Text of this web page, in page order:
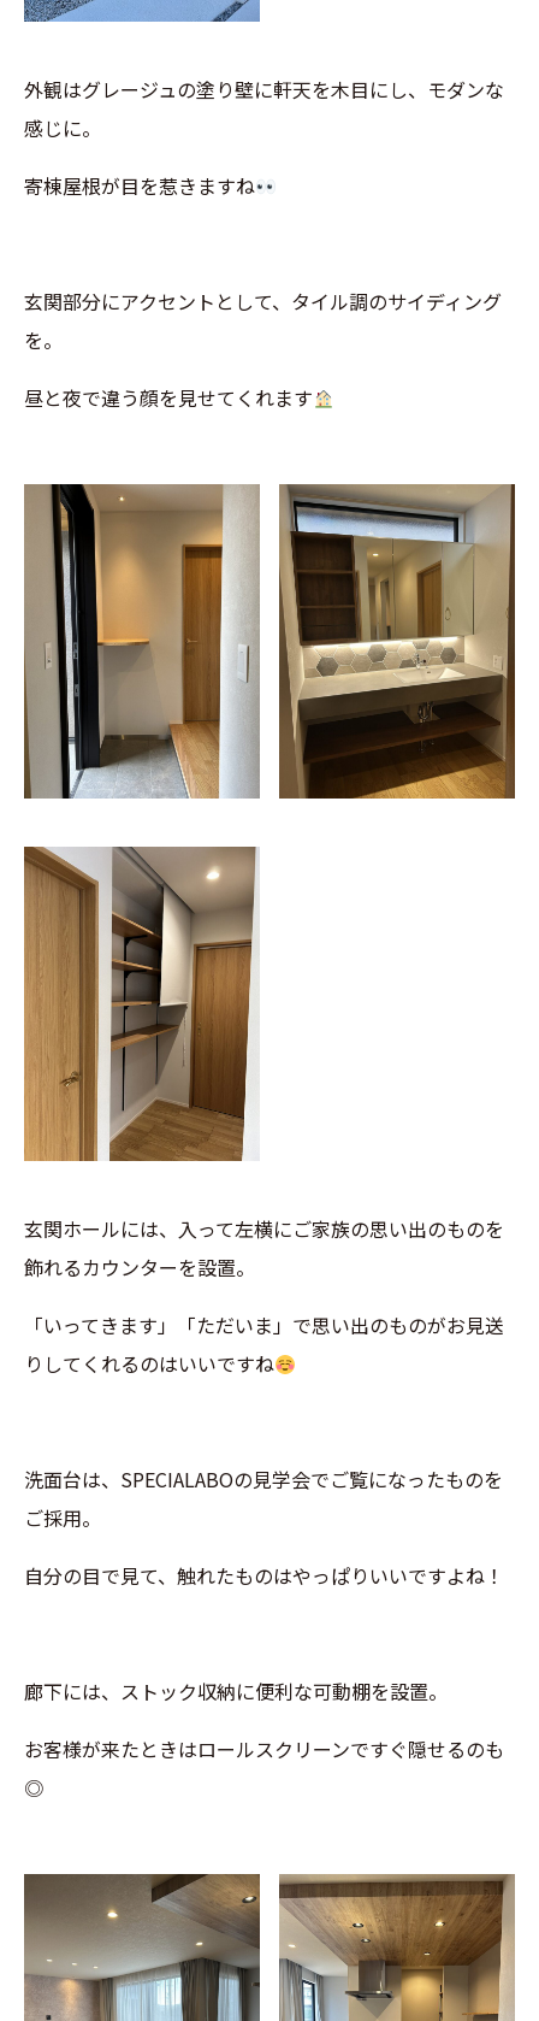
外観はグレージュの塗り壁に軒天を木目にし、モダンな
感じに。
寄棟屋根が目を惹きますね
玄関部分にアクセントとして、タイル調のサイディング
を。
昼と夜で違う顔を見せてくれます
玄関ホールには、入って左横にご家族の思い出のものを
飾れるカウンターを設置。
「いってきます」「ただいま」で思い出のものがお見送
りしてくれるのはいいですね
洗面台は、SPECIALABOの見学会でご覧になったものを
ご採用。
自分の目で見て、触れたものはやっぱりいいですよね！
廊下には、ストック収納に便利な可動棚を設置。
お客様が来たときはロールスクリーンですぐ隠せるのも
◎